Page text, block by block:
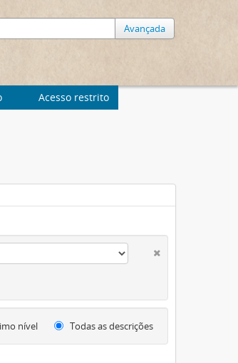
Avançada
Acesso restrito
nível Todas as descrições